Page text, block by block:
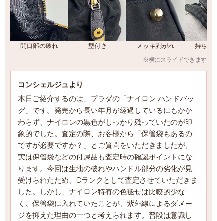
開口部の破れ 型付き メッキ剥がれ 持ち手
※横にスライドできます
コンシェルジュより
本日ご紹介するのは、プラダの「ナイロン ハンドバッ
グ」です。発売から長い年月が経過しているにもかか
わらず、ナイロンの黒色がしっかり残っていたのが印
象的でした。査定の際、お客様から「保管袋もあるの
ですが必要ですか？」とご質問をいただきましたが、
実は保管袋などの付属品も査定時の確認ポイントにな
ります。今回は生地の破れやハンドル部分の劣化が見
受けられたため、Cランクとして査定させていただきま
した。しかし、ナイロン特有の色褪せは比較的少な
く、保管袋に入れていたことが、紫外線によるダメー
ジを抑えた理由の一つと考えられます。普段は意識し